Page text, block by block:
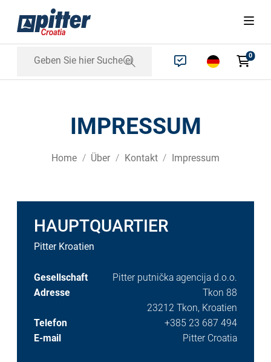
0
IMPRESSUM
Home Über Kontakt Impressum
HAUPTQUARTIER
Pitter Kroatien
Gesellschaft
Pitter putnička agencija d.o.o.
Adresse
Tkon 88
23212 Tkon, Kroatien
Telefon
+385 23 687 494
E-mail
Pitter Croatia